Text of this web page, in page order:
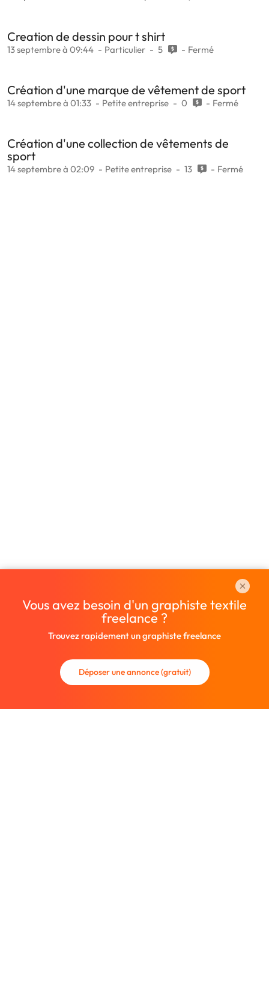
Creation de dessin pour t shirt
13 septembre à 09:44 Particulier 5 Fermé
Création d'une marque de vêtement de sport
14 septembre à 01:33 Petite entreprise 0 Fermé
Création d'une collection de vêtements de
sport
14 septembre à 02:09 Petite entreprise 13 Fermé
Vous avez besoin d'un graphiste textile
freelance ?
Trouvez rapidement un graphiste freelance
Déposer une annonce (gratuit)